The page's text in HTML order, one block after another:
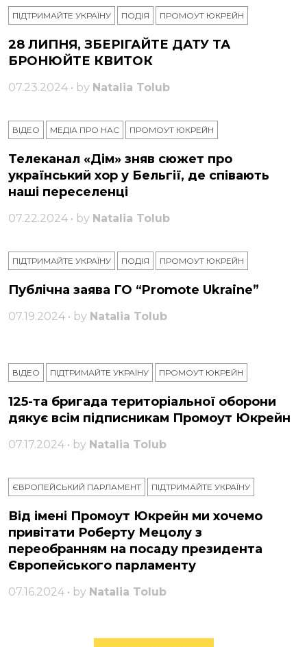
ПІДТРИМАЙТЕ УКРАЇНУ ПОДІЯ ПРОМОУТ ЮКРЕЙН
28 ЛИПНЯ, ЗБЕРІГАЙТЕ ДАТУ ТА
БРОНЮЙТЕ КВИТОК
07.23.2024 • by Natalia Tolub
ВІДЕО МЕДІА ПРО НАС ПРОМОУТ ЮКРЕЙН
Телеканал «Дім» зняв сюжет про
український хор у Бельгії, де співають
наші переселенці
07.22.2024 • by Natalia Tolub
ПІДТРИМАЙТЕ УКРАЇНУ ПОДІЯ ПРОМОУТ ЮКРЕЙН
Публічна заява ГО “Promote Ukraine”
07.19.2024 • by Natalia Tolub
ВІДЕО ПІДТРИМАЙТЕ УКРАЇНУ ПРОМОУТ ЮКРЕЙН
125-та бригада територіальної оборони
дякує всім підписникам Промоут Юкрейн
07.17.2024 • by Natalia Tolub
ЄВРОПЕЙСЬКИЙ ПАРЛАМЕНТ ПІДТРИМАЙТЕ УКРАЇНУ
Від імені Промоут Юкрейн ми хочемо
привітати Роберту Мецолу з
переобранням на посаду президента
Європейського парламенту
07.16.2024 • by Natalia Tolub